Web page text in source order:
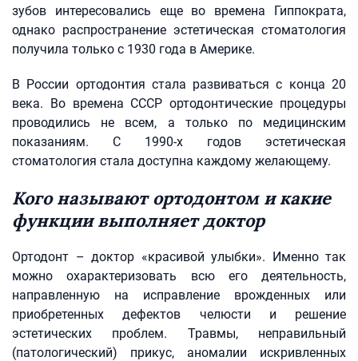
зубов интересовались еще во времена Гиппократа,
однако распространение эстетическая стоматология
получила только с 1930 года в Америке.
В России ортодонтия стала развиваться с конца 20
века. Во времена СССР ортодонтические процедуры
проводились не всем, а только по медицинским
показаниям. С 1990-х годов эстетическая
стоматология стала доступна каждому желающему.
Кого называют ортодонтом и какие
функции выполняет доктор
Ортодонт – доктор «красивой улыбки». Именно так
можно охарактеризовать всю его деятельность,
направленную на исправление врожденных или
приобретенных дефектов челюсти и решение
эстетических проблем. Травмы, неправильный
(патологический) прикус, аномалии искривленных